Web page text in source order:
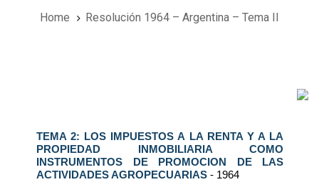
Home Resolución 1964 – Argentina – Tema II
TEMA 2: LOS IMPUESTOS A LA RENTA Y A LA
PROPIEDAD INMOBILIARIA COMO
INSTRUMENTOS DE PROMOCION DE LAS
ACTIVIDADES AGROPECUARIAS - 1964
Post